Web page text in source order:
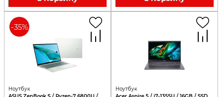
-35%
Ноутбук
Ноутбук